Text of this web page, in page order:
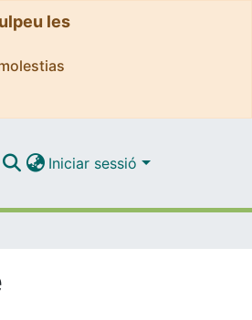
les
Iniciar sessió